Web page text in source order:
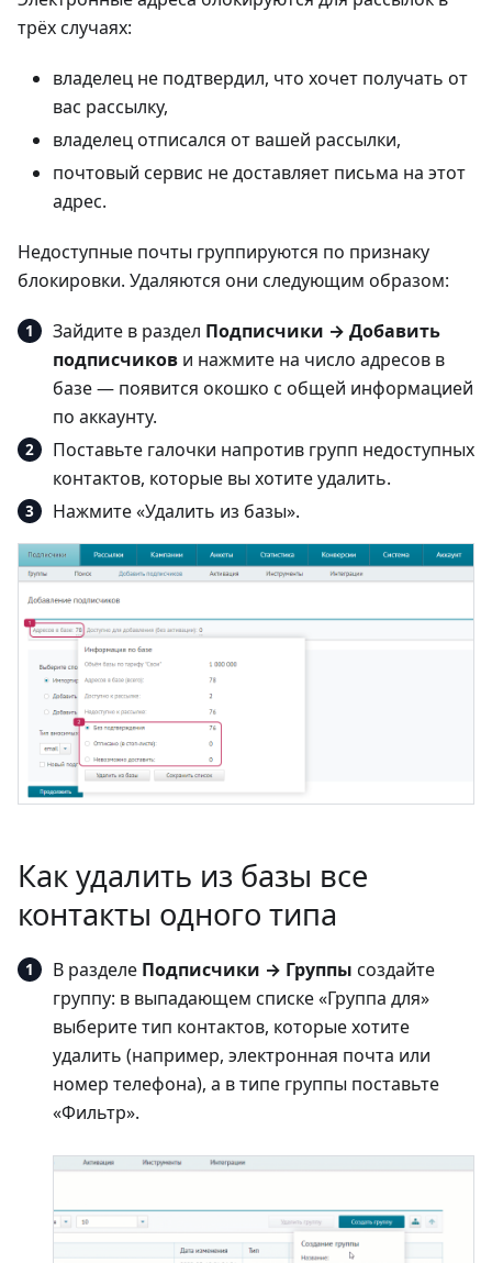
трёх случаях:
владелец не подтвердил, что хочет получать от
вас рассылку,
владелец отписался от вашей рассылки,
почтовый сервис не доставляет письма на этот
адрес.
Недоступные почты группируются по признаку
блокировки. Удаляются они следующим образом:
Зайдите в раздел Подписчики → Добавить
подписчиков и нажмите на число адресов в
базе — появится окошко с общей информацией
по аккаунту.
Поставьте галочки напротив групп недоступных
контактов, которые вы хотите удалить.
Нажмите «Удалить из базы».
Как удалить из базы все
контакты одного типа
В разделе Подписчики → Группы создайте
группу: в выпадающем списке «Группа для»
выберите тип контактов, которые хотите
удалить (например, электронная почта или
номер телефона), а в типе группы поставьте
«Фильтр».